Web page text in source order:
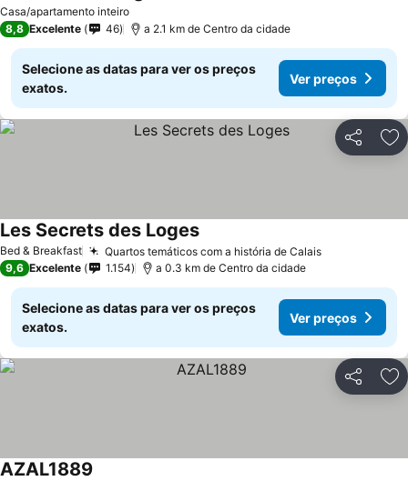
Casa/apartamento inteiro
8,8 Excelente 46 a 2.1 km de Centro da cidade
Selecione as datas para ver os preços
exatos.
Ver preços
Partilhar
Bed & Breakfast Quartos temáticos com a história de Calais
Les Secrets des Loges
9,6 Excelente 1.154 a 0.3 km de Centro da cidade
Selecione as datas para ver os preços
exatos.
Ver preços
Partilhar
AZAL1889